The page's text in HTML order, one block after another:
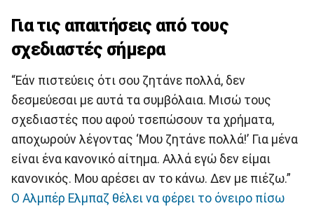
Για τις απαιτήσεις από τους
σχεδιαστές σήμερα
“Eάν πιστεύεις ότι σου ζητάνε πολλά, δεν
δεσμεύεσαι με αυτά τα συμβόλαια. Μισώ τους
σχεδιαστές που αφού τσεπώσουν τα χρήματα,
αποχωρούν λέγοντας ‘Μου ζητάνε πολλά!’ Για μένα
είναι ένα κανονικό αίτημα. Αλλά εγώ δεν είμαι
κανονικός. Μου αρέσει αν το κάνω. Δεν με πιέζω.”
Ο Aλμπέρ Ελμπαζ θέλει να φέρει το όνειρο πίσω